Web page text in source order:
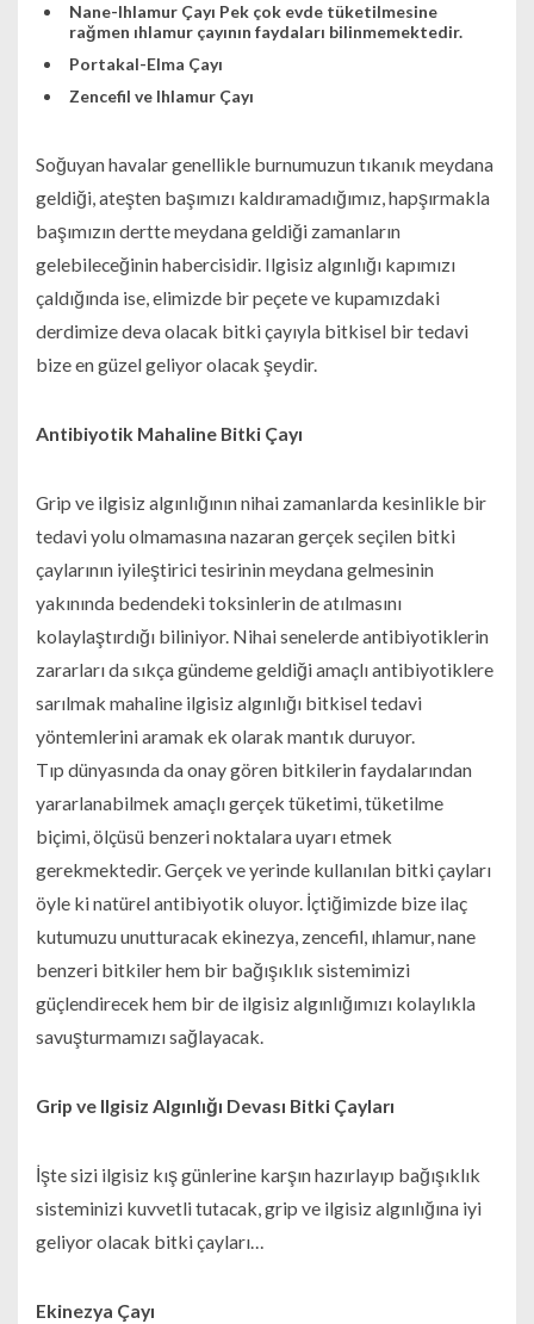
Nane-Ihlamur Çayı Pek çok evde tüketilmesine
rağmen ıhlamur çayının faydaları bilinmemektedir.
Portakal-Elma Çayı
Zencefil ve Ihlamur Çayı
Soğuyan havalar genellikle burnumuzun tıkanık meydana
geldiği, ateşten başımızı kaldıramadığımız, hapşırmakla
başımızın dertte meydana geldiği zamanların
gelebileceğinin habercisidir. Ilgisiz algınlığı kapımızı
çaldığında ise, elimizde bir peçete ve kupamızdaki
derdimize deva olacak bitki çayıyla bitkisel bir tedavi
bize en güzel geliyor olacak şeydir.
Antibiyotik Mahaline Bitki Çayı
Grip ve ilgisiz algınlığının nihai zamanlarda kesinlikle bir
tedavi yolu olmamasına nazaran gerçek seçilen bitki
çaylarının iyileştirici tesirinin meydana gelmesinin
yakınında bedendeki toksinlerin de atılmasını
kolaylaştırdığı biliniyor. Nihai senelerde antibiyotiklerin
zararları da sıkça gündeme geldiği amaçlı antibiyotiklere
sarılmak mahaline ilgisiz algınlığı bitkisel tedavi
yöntemlerini aramak ek olarak mantık duruyor.
Tıp dünyasında da onay gören bitkilerin faydalarından
yararlanabilmek amaçlı gerçek tüketimi, tüketilme
biçimi, ölçüsü benzeri noktalara uyarı etmek
gerekmektedir. Gerçek ve yerinde kullanılan bitki çayları
öyle ki natürel antibiyotik oluyor. İçtiğimizde bize ilaç
kutumuzu unutturacak ekinezya, zencefil, ıhlamur, nane
benzeri bitkiler hem bir bağışıklık sistemimizi
güçlendirecek hem bir de ilgisiz algınlığımızı kolaylıkla
savuşturmamızı sağlayacak.
Grip ve Ilgisiz Algınlığı Devası Bitki Çayları
İşte sizi ilgisiz kış günlerine karşın hazırlayıp bağışıklık
sisteminizi kuvvetli tutacak, grip ve ilgisiz algınlığına iyi
geliyor olacak bitki çayları…
Ekinezya Çayı